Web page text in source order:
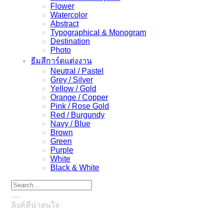
Flower
Watercolor
Abstract
Typographical & Monogram
Destination
Photo
ธีมสีการ์ดแต่งงาน
Neutral / Pastel
Grey / Silver
Yellow / Gold
Orange / Copper
Pink / Rose Gold
Red / Burgundy
Navy / Blue
Brown
Green
Purple
White
Black & White
ลิงค์ที่น่าสนใจ